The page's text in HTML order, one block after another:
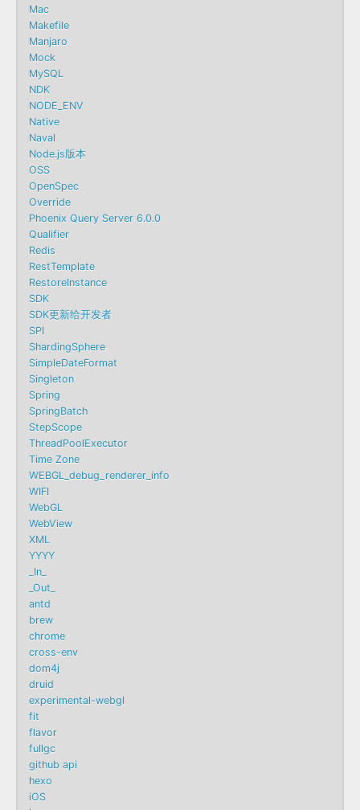
Mac
Makefile
Manjaro
Mock
MySQL
NDK
NODE_ENV
Native
Naval
Node.js版本
OSS
OpenSpec
Override
Phoenix Query Server 6.0.0
Qualifier
Redis
RestTemplate
RestoreInstance
SDK
SDK更新给开发者
SPI
ShardingSphere
SimpleDateFormat
Singleton
Spring
SpringBatch
StepScope
ThreadPoolExecutor
Time Zone
WEBGL_debug_renderer_info
WIFI
WebGL
WebView
XML
YYYY
_In_
_Out_
antd
brew
chrome
cross-env
dom4j
druid
experimental-webgl
fit
flavor
fullgc
github api
hexo
iOS